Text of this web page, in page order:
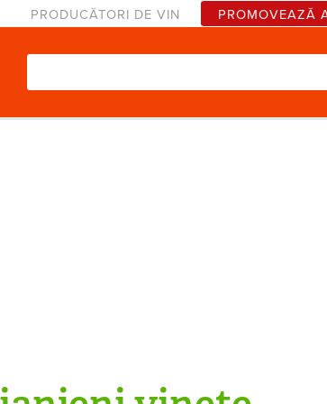
PRODUCĂTORI DE VIN PROMOVEAZĂ
Formular de